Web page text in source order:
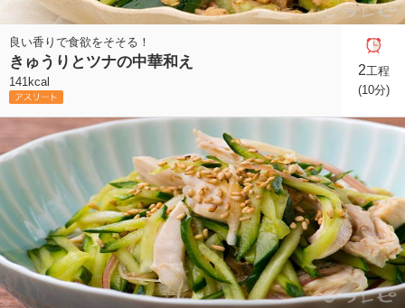
良い香りで食欲をそそる！
きゅうりとツナの中華和え
141kcal
2工程
(10分)